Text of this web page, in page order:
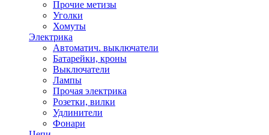
Прочие метизы
Уголки
Хомуты
Электрика
Автоматич. выключатели
Батарейки, кроны
Выключатели
Лампы
Прочая электрика
Розетки, вилки
Удлинители
Фонари